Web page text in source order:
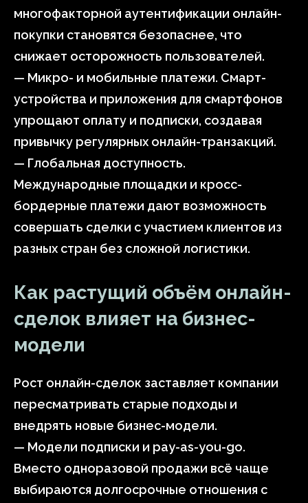
многофакторной аутентификации онлайн-
покупки становятся безопаснее, что
снижает осторожность пользователей.
— Микро- и мобильные платежи. Смарт-
устройства и приложения для смартфонов
упрощают оплату и подписки, создавая
привычку регулярных онлайн-транзакций.
— Глобальная доступность.
Международные площадки и кросс-
бордерные платежи дают возможность
совершать сделки с участием клиентов из
разных стран без сложной логистики.
Как растущий объём онлайн-
сделок влияет на бизнес-
модели
Рост онлайн-сделок заставляет компании
пересматривать старые подходы и
внедрять новые бизнес-модели.
— Модели подписки и pay-as-you-go.
Вместо одноразовой продажи всё чаще
выбираются долгосрочные отношения с